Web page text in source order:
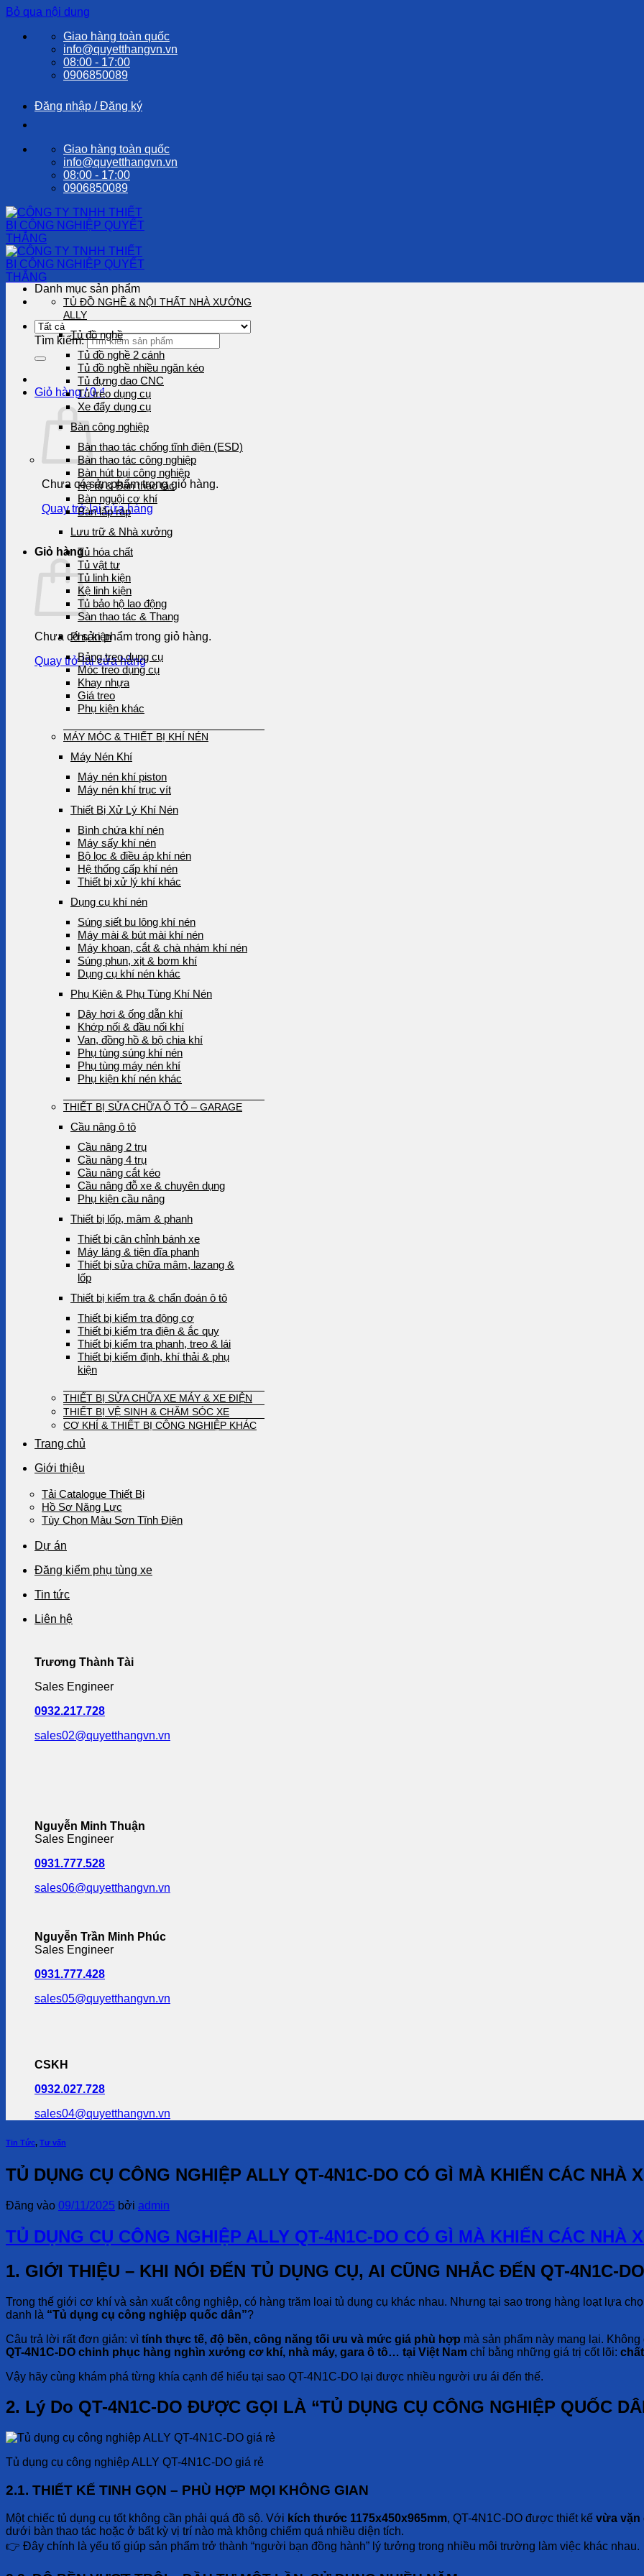
Bỏ qua nội dung
Giao hàng toàn quốc
info@quyetthangvn.vn
08:00 - 17:00
0906850089
Đăng nhập / Đăng ký
Giao hàng toàn quốc
info@quyetthangvn.vn
08:00 - 17:00
0906850089
Tìm kiếm:
Giỏ hàng /0₫
Chưa có sản phẩm trong giỏ hàng.
Quay trở lại cửa hàng
Giỏ hàng
Chưa có sản phẩm trong giỏ hàng.
Quay trở lại cửa hàng
Danh mục sản phẩm
TỦ ĐỒ NGHỀ & NỘI THẤT NHÀ XƯỞNG
ALLY
Tủ đồ nghề
Tủ đồ nghề 2 cánh
Tủ đồ nghề nhiều ngăn kéo
Tủ đựng dao CNC
Tủ treo dụng cụ
Xe đẩy dụng cụ
Bàn công nghiệp
Bàn thao tác chống tĩnh điện (ESD)
Bàn thao tác công nghiệp
Bàn hút bụi công nghiệp
Hệ tủ & Bàn thao tác
Bàn nguội cơ khí
Bàn lắp ráp
Lưu trữ & Nhà xưởng
Tủ hóa chất
Tủ vật tư
Tủ linh kiện
Kệ linh kiện
Tủ bảo hộ lao động
Sàn thao tác & Thang
Phụ kiện
Bảng treo dụng cụ
Móc treo dụng cụ
Khay nhựa
Giá treo
Phụ kiện khác
MÁY MÓC & THIẾT BỊ KHÍ NÉN
Máy Nén Khí
Máy nén khí piston
Máy nén khí trục vít
Thiết Bị Xử Lý Khí Nén
Bình chứa khí nén
Máy sấy khí nén
Bộ lọc & điều áp khí nén
Hệ thống cấp khí nén
Thiết bị xử lý khí khác
Dụng cụ khí nén
Súng siết bu lông khí nén
Máy mài & bút mài khí nén
Máy khoan, cắt & chà nhám khí nén
Súng phun, xịt & bơm khí
Dụng cụ khí nén khác
Phụ Kiện & Phụ Tùng Khí Nén
Dây hơi & ống dẫn khí
Khớp nối & đầu nối khí
Van, đồng hồ & bộ chia khí
Phụ tùng súng khí nén
Phụ tùng máy nén khí
Phụ kiện khí nén khác
THIẾT BỊ SỬA CHỮA Ô TÔ – GARAGE
Cầu nâng ô tô
Cầu nâng 2 trụ
Cầu nâng 4 trụ
Cầu nâng cắt kéo
Cầu nâng đỗ xe & chuyên dụng
Phụ kiện cầu nâng
Thiết bị lốp, mâm & phanh
Thiết bị cân chỉnh bánh xe
Máy láng & tiện đĩa phanh
Thiết bị sửa chữa mâm, lazang &
lốp
Thiết bị kiểm tra & chẩn đoán ô tô
Thiết bị kiểm tra động cơ
Thiết bị kiểm tra điện & ắc quy
Thiết bị kiểm tra phanh, treo & lái
Thiết bị kiểm định, khí thải & phụ
kiện
THIẾT BỊ SỬA CHỮA XE MÁY & XE ĐIỆN
THIẾT BỊ VỆ SINH & CHĂM SÓC XE
CƠ KHÍ & THIẾT BỊ CÔNG NGHIỆP KHÁC
Trang chủ
Giới thiệu
Tải Catalogue Thiết Bị
Hồ Sơ Năng Lực
Tùy Chọn Màu Sơn Tĩnh Điện
Dự án
Đăng kiểm phụ tùng xe
Tin tức
Liên hệ
Trương Thành Tài
Sales Engineer
0932.217.728
sales02@quyetthangvn.vn
Nguyễn Minh Thuận
Sales Engineer
0931.777.528
sales06@quyetthangvn.vn
Nguyễn Trần Minh Phúc
Sales Engineer
0931.777.428
sales05@quyetthangvn.vn
CSKH
0932.027.728
sales04@quyetthangvn.vn
Tin Tức, Tư vấn
TỦ DỤNG CỤ CÔNG NGHIỆP ALLY QT-4N1C-DO CÓ GÌ MÀ KHIẾN CÁC NHÀ
Đăng vào 09/11/2025 bởi admin
TỦ DỤNG CỤ CÔNG NGHIỆP ALLY QT-4N1C-DO CÓ GÌ MÀ KHIẾN CÁC NHÀ
1. GIỚI THIỆU – KHI NÓI ĐẾN TỦ DỤNG CỤ, AI CŨNG NHẮC ĐẾN QT-4N1C-DO
Trong thế giới cơ khí và sản xuất công nghiệp, có hàng trăm loại tủ dụng cụ khác nhau. Nhưng tại sao trong hàng loạt lựa
danh là “Tủ dụng cụ công nghiệp quốc dân”?
Câu trả lời rất đơn giản: vì tính thực tế, độ bền, công năng tối ưu và mức giá phù hợp mà sản phẩm này mang lại.
QT-4N1C-DO chinh phục hàng nghìn xưởng cơ khí, nhà máy, gara ô tô… tại Việt Nam chỉ bằng những giá trị cốt lõi:
Vậy hãy cùng khám phá từng khía cạnh để hiểu tại sao QT-4N1C-DO lại được nhiều người ưu ái đến thế.
2. Lý Do QT-4N1C-DO ĐƯỢC GỌI LÀ “TỦ DỤNG CỤ CÔNG NGHIỆP QUỐC
Tủ dụng cụ công nghiệp ALLY QT-4N1C-DO giá rẻ
2.1. THIẾT KẾ TINH GỌN – PHÙ HỢP MỌI KHÔNG GIAN
Một chiếc tủ dụng cụ tốt không cần phải quá đồ sộ. Với kích thước 1175x450x965mm, QT-4N1C-DO được thiết kế vừa vặn
dưới bàn thao tác hoặc ở bất kỳ vị trí nào mà không chiếm quá nhiều diện tích.
👉 Đây chính là yếu tố giúp sản phẩm trở thành “người bạn đồng hành” lý tưởng trong nhiều môi trường làm việc khác nhau.